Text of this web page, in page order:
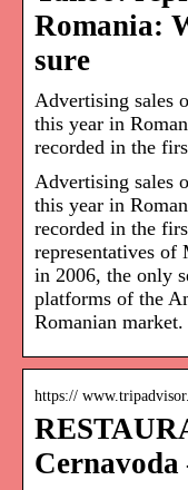
Romania:
sure
Advertising sales
this year in
recorded in the
Advertising sales
this year in
recorded in the
representatives of
in 2006, the only
platforms of the
Romanian market.
https://